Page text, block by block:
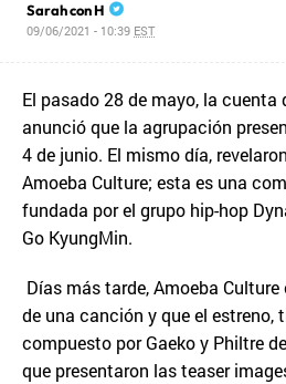
Sarah con H
09/06/2021 - 10:39 EST
El pasado 28 de mayo, la cuenta
anunció que la agrupación
4 de junio. El mismo día,
Amoeba Culture; esta es una
fundada por el grupo hip-hop
Go KyungMin.
Días más tarde, Amoeba
de una canción y que el estreno,
compuesto por Gaeko y Philtre
que presentaron las teaser